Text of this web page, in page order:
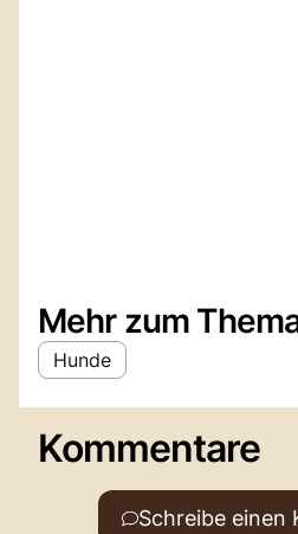
Mehr zum
Hunde
Kommentare
Schreibe einen